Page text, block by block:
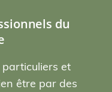
du
et
être par des